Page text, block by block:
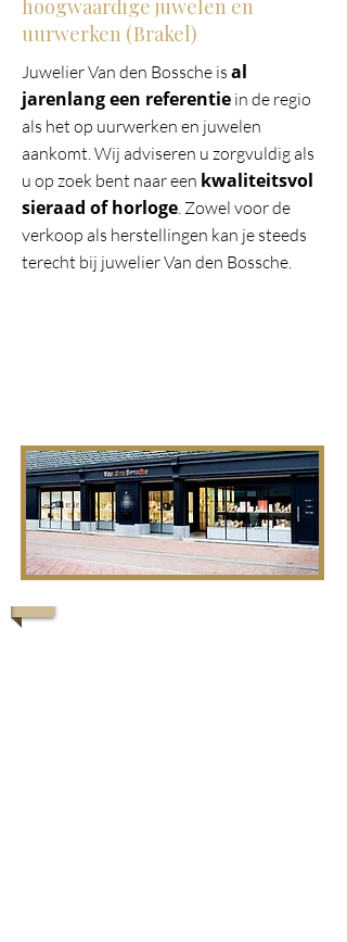
hoogwaardige juwelen en
uurwerken (Brakel)
Juwelier Van den Bossche is al
jarenlang een referentie in de regio
als het op uurwerken en juwelen
aankomt. Wij adviseren u zorgvuldig als
u op zoek bent naar een kwaliteitsvol
sieraad of horloge. Zowel voor de
verkoop als herstellingen kan je steeds
terecht bij juwelier Van den Bossche.